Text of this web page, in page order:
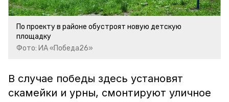
По проекту в районе обустроят новую детскую
площадку
Фото: ИА «Победа26»
В случае победы здесь установят
скамейки и урны, смонтируют уличное